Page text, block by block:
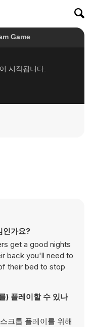
가요?
get a good nights
back you'll need to
their bed to stop
) 플레이할 수 있나
크톱 플레이를 위해